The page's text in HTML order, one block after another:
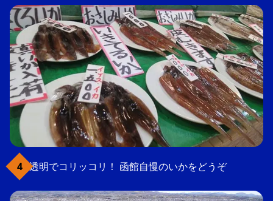
透明でコリッコリ！ 函館自慢のいかをどうぞ